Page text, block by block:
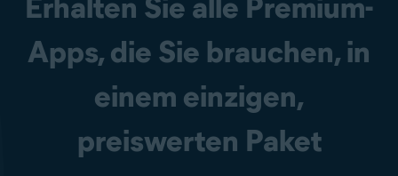
Apps, die Sie brauchen, in
einem einzigen,
preiswerten Paket